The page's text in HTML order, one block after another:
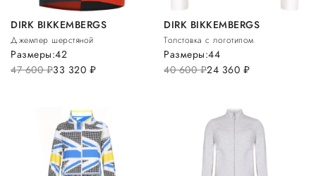
DIRK BIKKEMBERGS
Джемпер шерстяной
47 600руб.33 320 руб.
Размеры:42
DIRK BIKKEMBERGS
Толстовка с логотипом
40 600руб.24 360 руб.
Размеры:44